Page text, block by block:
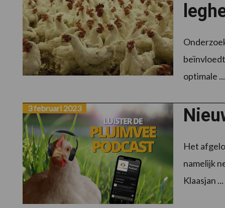
optimale ...
3 februari 2023
Het
namelijk
Klaasjan ...